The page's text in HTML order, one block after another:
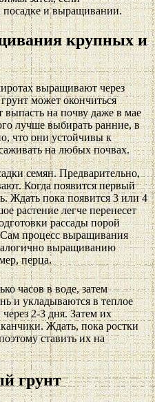
посадке и выращивании.
крупных и
выращивают через
может окончиться
выпасть на почву даже в мае
лучше выбирать ранние, в
что они устойчивы к
на любых почвах.
семян. Предварительно,
Когда появится первый
Ждать пока появится 3 или 4
растение легче перенесет
рассады порой
процесс выращивания
выращиванию
перца.
часов в воде, затем
и укладываются в теплое
2-3 дня. Затем их
Ждать, пока ростки
ставить их на
грунт